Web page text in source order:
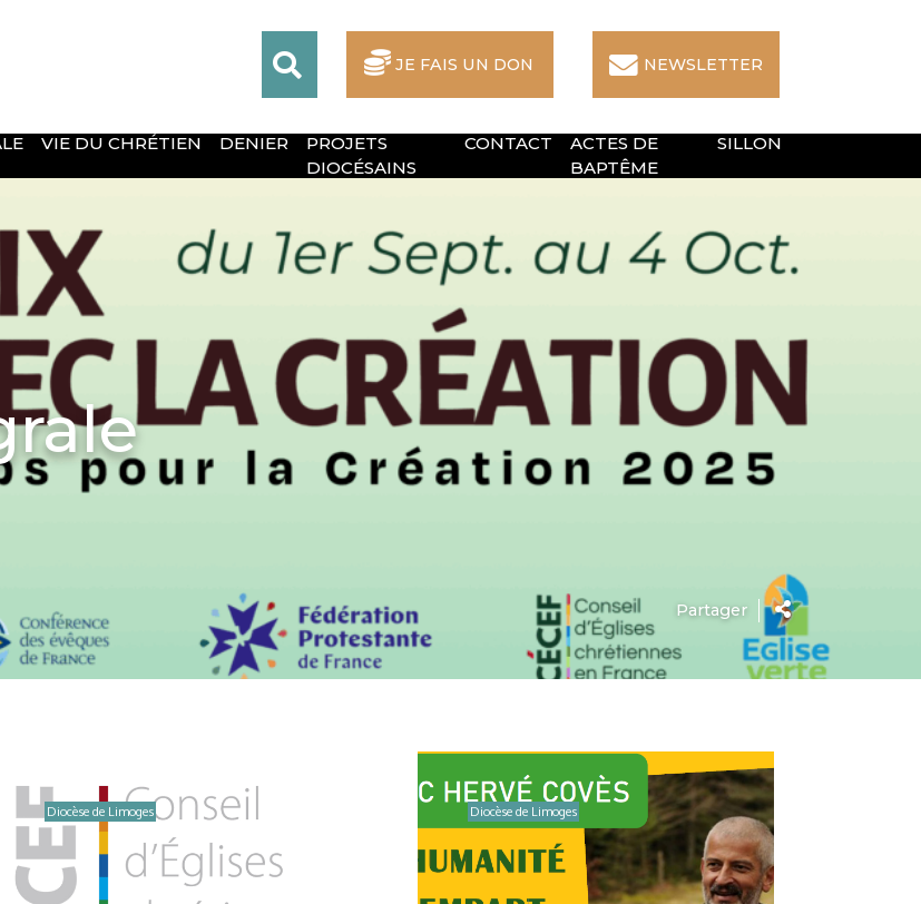
JE FAIS UN DON NEWSLETTER
VIE DU CHRÉTIEN DENIER
PROJETS
DIOCÉSAINS
CONTACT
ACTES DE
BAPTÊME
SILLON
Partager
Diocèse de Limoges Diocèse de Limoges